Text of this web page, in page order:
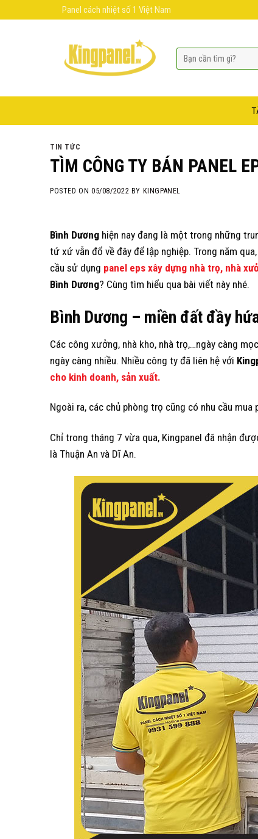
Panel cách nhiệt số 1 Việt Nam
TIN TỨC
TÌM CÔNG TY BÁN PANEL
POSTED ON05/08/2022 BY KINGPANEL
Bình Dương hiện nay đang là một trong những
tứ xứ vẫn đổ về đây để lập nghiệp. Trong năm
cầu sử dụng panel eps xây dựng nhà trọ, nhà
Bình Dương? Cùng tìm hiểu qua bài viết này nhé.
Bình Dương – miền đất đầy
Các công xưởng, nhà kho, nhà trọ,…ngày càng
ngày càng nhiều. Nhiều công ty đã liên hệ với
cho kinh doanh, sản xuất.
Ngoài ra, các chủ phòng trọ cũng có nhu cầu
Chỉ trong tháng 7 vừa qua, Kingpanel đã nhận
là Thuận An và Dĩ An.